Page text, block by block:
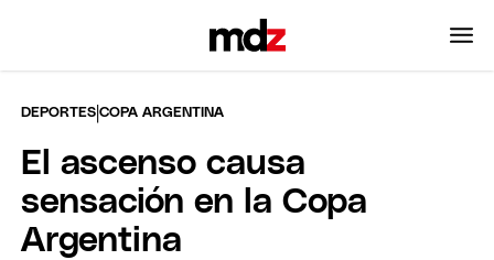
DEPORTES |COPA ARGENTINA
El ascenso causa
sensación en la Copa
Argentina